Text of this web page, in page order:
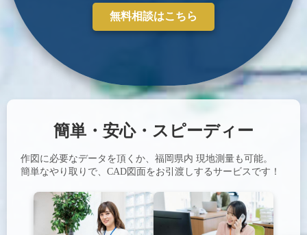
無料相談はこちら
簡単・安心・スピーディー
作図に必要なデータを頂くか、福岡県内 現地測量も可能。
簡単なやり取りで、CAD図面をお引渡しするサービスです！